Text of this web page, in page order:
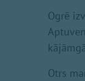
Ogrē
Otrs